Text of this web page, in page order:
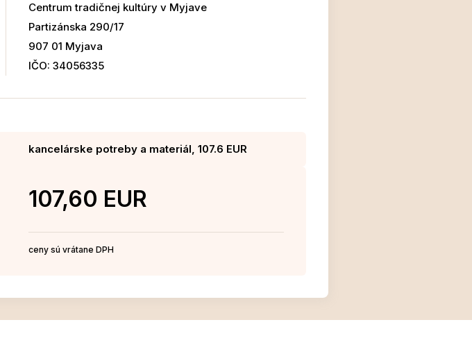
Centrum tradičnej kultúry v Myjave
Partizánska 290/17
907 01 Myjava
IČO: 34056335
kancelárske potreby a materiál, 107.6 EUR
107,60 EUR
ceny sú vrátane DPH